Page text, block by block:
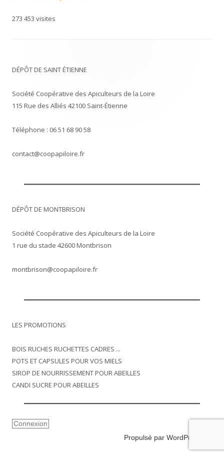
273 453 visites
DÉPÔT DE SAINT ÉTIENNE
Société Coopérative des Apiculteurs de la Loire
115 Rue des Alliés 42100 Saint-Étienne
Téléphone : 06 51 68 90 58
contact@coopapiloire.fr
DÉPÔT DE MONTBRISON
Société Coopérative des Apiculteurs de la Loire
1 rue du stade 42600 Montbrison
montbrison@coopapiloire.fr
LES PROMOTIONS
BOIS RUCHES RUCHETTES CADRES ...
POTS ET CAPSULES POUR VOS MIELS
SIROP DE NOURRISSEMENT POUR ABEILLES
CANDI SUCRE POUR ABEILLES
Connexion
Propulsé par WordPress